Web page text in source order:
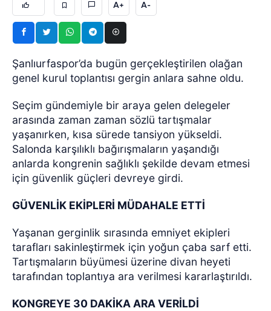
A+ A-
Şanlıurfaspor’da bugün gerçekleştirilen olağan
genel kurul toplantısı gergin anlara sahne oldu.
Seçim gündemiyle bir araya gelen delegeler
arasında zaman zaman sözlü tartışmalar
yaşanırken, kısa sürede tansiyon yükseldi.
Salonda karşılıklı bağırışmaların yaşandığı
anlarda kongrenin sağlıklı şekilde devam etmesi
için güvenlik güçleri devreye girdi.
GÜVENLİK EKİPLERİ MÜDAHALE ETTİ
Yaşanan gerginlik sırasında emniyet ekipleri
tarafları sakinleştirmek için yoğun çaba sarf etti.
Tartışmaların büyümesi üzerine divan heyeti
tarafından toplantıya ara verilmesi kararlaştırıldı.
KONGREYE 30 DAKİKA ARA VERİLDİ